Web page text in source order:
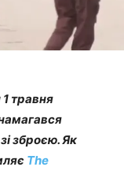
травня
зброєю. Як
The